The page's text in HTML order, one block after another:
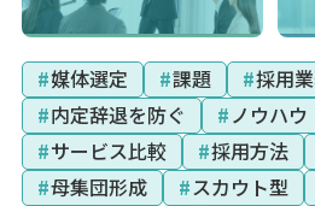
#媒体選定 #課題 #採用
#内定辞退を防ぐ #ノウハウ
#サービス比較 #採用方法
#母集団形成 #スカウト型